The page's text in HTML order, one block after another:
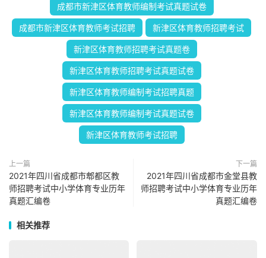
成都市新津区体育教师编制考试真题试卷
成都市新津区体育教师考试招聘 新津区体育教师招聘考试
新津区体育教师招聘考试真题卷
新津区体育教师招聘考试真题试卷
新津区体育教师编制考试招聘真题
新津区体育教师编制考试真题试卷
新津区体育教师考试招聘
上一篇
2021年四川省成都市郫都区教
师招聘考试中小学体育专业历年
真题汇编卷
下一篇
2021年四川省成都市金堂县教
师招聘考试中小学体育专业历年
真题汇编卷
相关推荐